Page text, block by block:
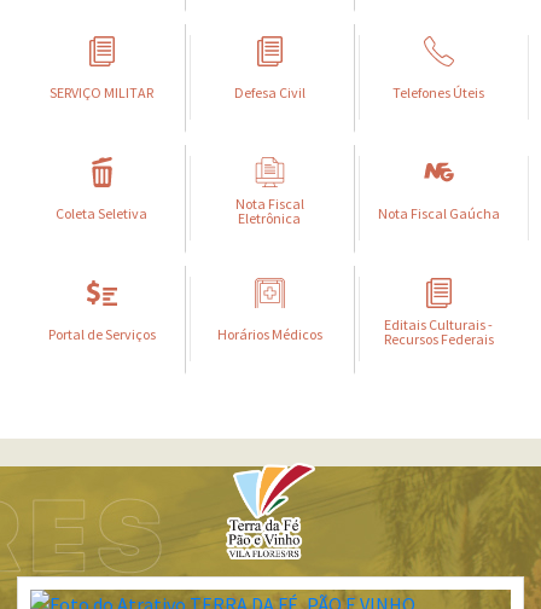
SERVIÇO MILITAR Defesa Civil Telefones Úteis
Coleta Seletiva
Nota Fiscal
Eletrônica
Nota Fiscal Gaúcha
Portal de Serviços Horários Médicos
Editais Culturais -
Recursos Federais